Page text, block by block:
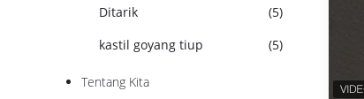
Ditarik
(5)
kastil goyang tiup
(5)
Tentang Kita